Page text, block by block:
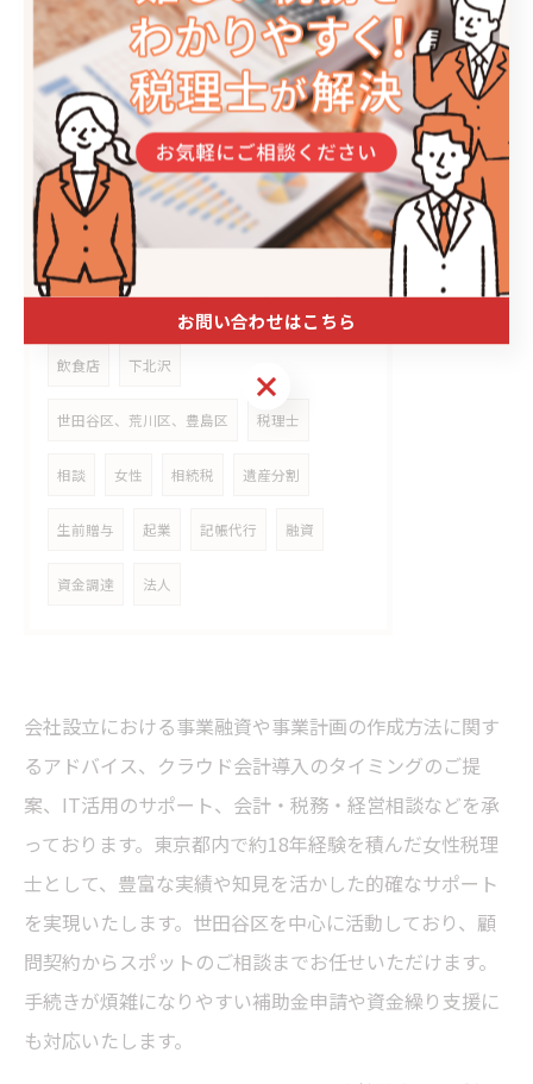
2026/06/06
【ブログ】名古屋に行ってきました
タグ Tags
町屋 大塚
豪徳寺 働き方 世田谷
飲食店 下北沢
世田谷区、荒川区、豊島区 税理士
相談 女性 相続税 遺産分割
生前贈与 起業 記帳代行 融資
資金調達 法人
会社設立における事業融資や事業計画の作成方法に関す
るアドバイス、クラウド会計導入のタイミングのご提
案、IT活用のサポート、会計・税務・経営相談などを承
っております。東京都内で約18年経験を積んだ女性税理
士として、豊富な実績や知見を活かした的確なサポート
を実現いたします。世田谷区を中心に活動しており、顧
問契約からスポットのご相談までお任せいただけます。
手続きが煩雑になりやすい補助金申請や資金繰り支援に
も対応いたします。
お問い合わせはこちら
お問い合わせはこちら